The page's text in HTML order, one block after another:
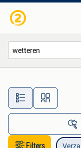
Filters